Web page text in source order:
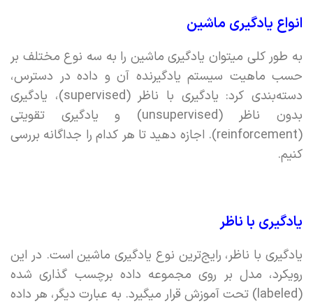
انواع یادگیری ماشین
به طور کلی میتوان یادگیری ماشین را به سه نوع مختلف بر
حسب ماهیت سیستم یادگیرنده آن و داده در دسترس،
دسته‌بندی کرد:‌ یادگیری با ناظر (supervised)، یادگیری
بدون ناظر (unsupervised) و یادگیری تقویتی
(reinforcement). اجازه دهید تا هر کدام را جداگانه بررسی
کنیم.
یادگیری با ناظر
یادگیری با ناظر، رایج‌ترین نوع یادگیری ماشین است. در این
رویکرد، مدل بر روی مجموعه داده برچسب گذاری شده
(labeled) تحت آموزش قرار میگیرد. به عبارت دیگر، هر داده